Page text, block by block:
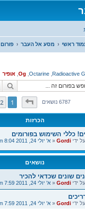
ראשי מסע אל העבר
Radioactive
,
Octarine
,
Og
, אופיר
6787 נושאיםדף1מתוך 453
1
2
הכרזות
כללי השימוש בפורומים
ידי Gordi
«א' יולי 24, 2011 8:04 pm
נושאים
שונים שכדאי להכיר
ידי Gordi
«א' יולי 24, 2011 7:59 pm
ידי Gordi
«א' יולי 24, 2011 7:59 pm